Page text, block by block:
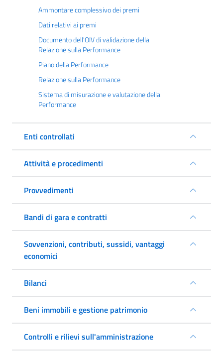
Ammontare complessivo dei premi
Dati relativi ai premi
Documento dell'OIV di validazione della
Relazione sulla Performance
Piano della Performance
Relazione sulla Performance
Sistema di misurazione e valutazione della
Performance
Enti controllati
Attività e procedimenti
Provvedimenti
Bandi di gara e contratti
Sovvenzioni, contributi, sussidi, vantaggi
economici
Bilanci
Beni immobili e gestione patrimonio
Controlli e rilievi sull'amministrazione